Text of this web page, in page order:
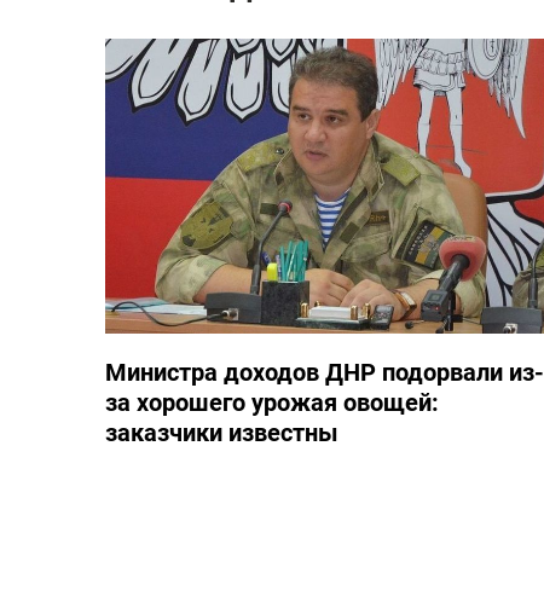
Министра доходов ДНР подорвали из-
за хорошего урожая овощей:
заказчики известны